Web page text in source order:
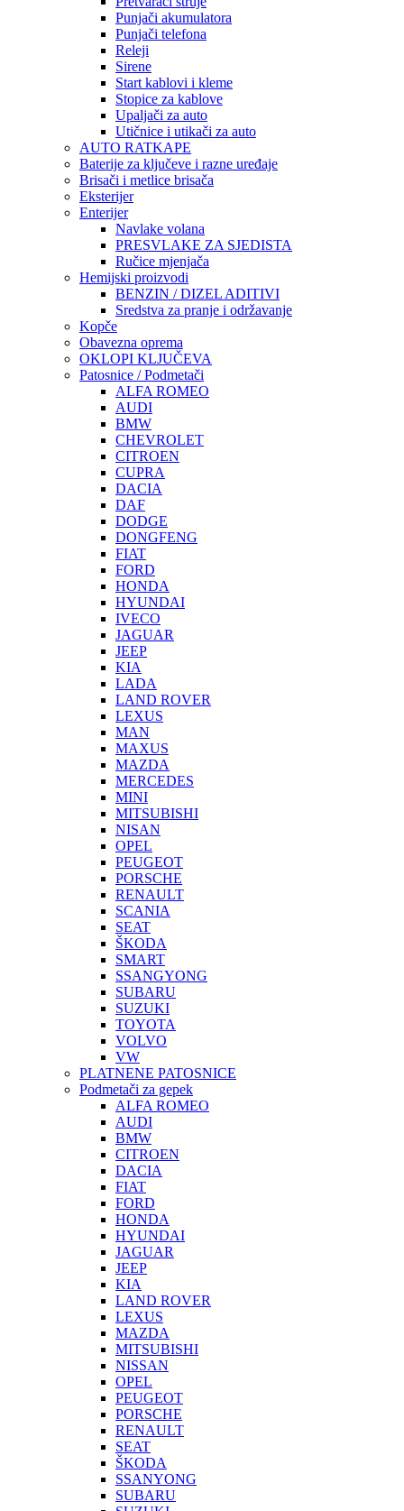
Punjači akumulatora
Punjači telefona
Releji
Sirene
Start kablovi i kleme
Stopice za kablove
Upaljači za auto
Utičnice i utikači za auto
AUTO RATKAPE
Baterije za ključeve i razne uređaje
Brisači i metlice brisača
Eksterijer
Enterijer
Navlake volana
PRESVLAKE ZA SJEDISTA
Ručice mjenjača
Hemijski proizvodi
BENZIN / DIZEL ADITIVI
Sredstva za pranje i održavanje
Kopče
Obavezna oprema
OKLOPI KLJUČEVA
Patosnice / Podmetači
ALFA ROMEO
AUDI
BMW
CHEVROLET
CITROEN
CUPRA
DACIA
DAF
DODGE
DONGFENG
FIAT
FORD
HONDA
HYUNDAI
IVECO
JAGUAR
JEEP
KIA
LADA
LAND ROVER
LEXUS
MAN
MAXUS
MAZDA
MERCEDES
MINI
MITSUBISHI
NISAN
OPEL
PEUGEOT
PORSCHE
RENAULT
SCANIA
SEAT
ŠKODA
SMART
SSANGYONG
SUBARU
SUZUKI
TOYOTA
VOLVO
VW
PLATNENE PATOSNICE
Podmetači za gepek
ALFA ROMEO
AUDI
BMW
CITROEN
DACIA
FIAT
FORD
HONDA
HYUNDAI
JAGUAR
JEEP
KIA
LAND ROVER
LEXUS
MAZDA
MITSUBISHI
NISSAN
OPEL
PEUGEOT
PORSCHE
RENAULT
SEAT
ŠKODA
SSANYONG
SUBARU